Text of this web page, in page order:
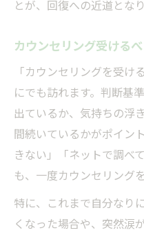
とが、回復への近道となり
カウンセリング受ける
「カウンセリングを受
にでも訪れます。判断基
出ているか、気持ちの浮
間続いているかがポイン
きない」「ネットで調べ
も、一度カウンセリング
特に、これまで自分なり
くなった場合や、突然涙